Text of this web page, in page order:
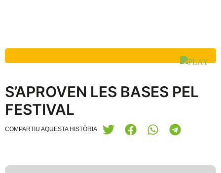
S’APROVEN LES BASES PEL
FESTIVAL
COMPARTIU AQUESTA HISTÒRIA